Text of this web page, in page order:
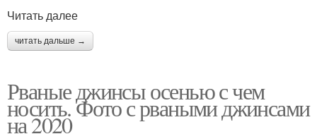
Читать далее
читать дальше →
Рваные джинсы осенью с чем
носить. Фото с рваными джинсами
на 2020